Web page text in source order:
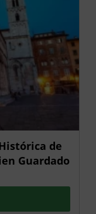
de
Guardado